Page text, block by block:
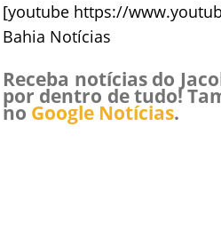
[youtube https://
Bahia Notícias
Receba notícias do
por dentro de tudo!
no Google Notícias.